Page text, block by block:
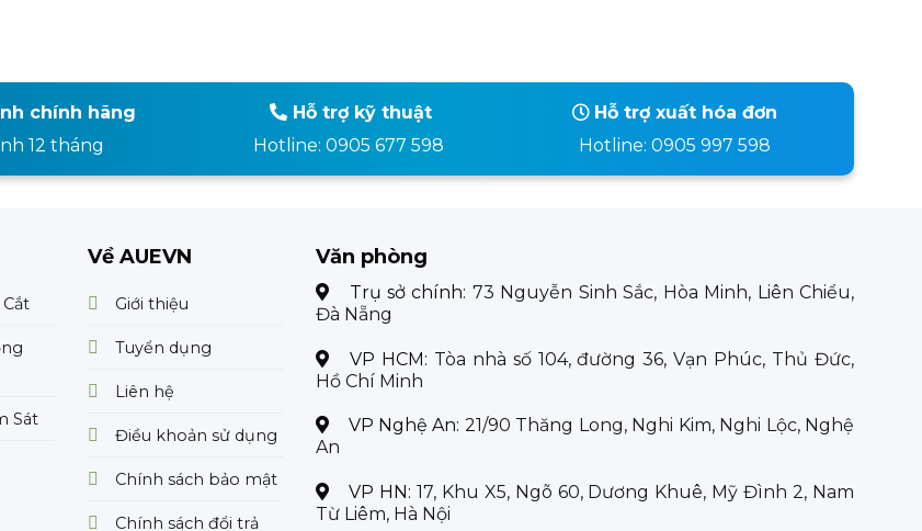
chính hãng
12 tháng
Hỗ trợ kỹ thuật
Hotline: 0905 677 598
Hỗ trợ xuất hóa đơn
Hotline: 0905 997 598
Sát
Về AUEVN
Giới thiệu
Tuyển dụng
Liên hệ
Điều khoản sử dụng
Chính sách bảo mật
Chính sách đổi trả
Văn phòng
Trụ sở chính: 73 Nguyễn Sinh Sắc, Hòa Minh, Liên Chiểu,
Đà Nẵng
VP HCM: Tòa nhà số 104, đường 36, Vạn Phúc, Thủ Đức,
Hồ Chí Minh
VP Nghệ An: 21/90 Thăng Long, Nghi Kim, Nghi Lộc, Nghệ
An
VP HN: 17, Khu X5, Ngõ 60, Dương Khuê, Mỹ Đình 2, Nam
Từ Liêm, Hà Nội